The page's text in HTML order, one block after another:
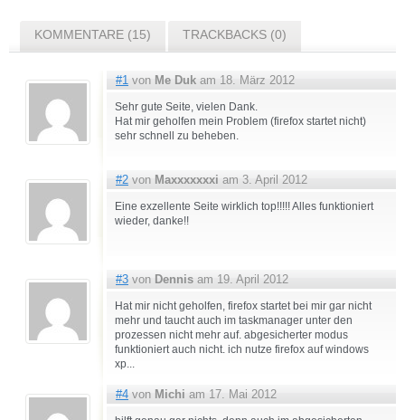
KOMMENTARE (15) TRACKBACKS (0)
#1 von Me Duk am 18. März 2012
Sehr gute Seite, vielen Dank.
Hat mir geholfen mein Problem (firefox startet nicht)
sehr schnell zu beheben.
#2 von Maxxxxxxxi am 3. April 2012
Eine exzellente Seite wirklich top!!!!! Alles funktioniert
wieder, danke!!
#3 von Dennis am 19. April 2012
Hat mir nicht geholfen, firefox startet bei mir gar nicht
mehr und taucht auch im taskmanager unter den
prozessen nicht mehr auf. abgesicherter modus
funktioniert auch nicht. ich nutze firefox auf windows
xp...
#4 von Michi am 17. Mai 2012